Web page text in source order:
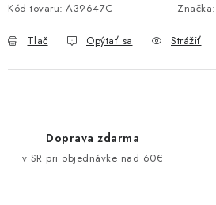
Kód tovaru: A39647C Značka:
Tlač Opýtať sa Strážiť
Doprava zdarma
v SR pri objednávke nad 60€